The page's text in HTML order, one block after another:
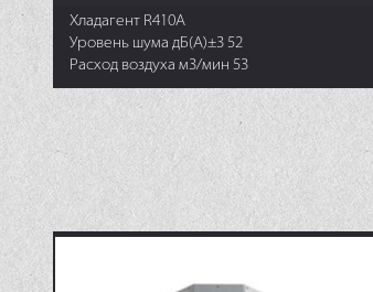
Хладагент R410A
Уровень шума дБ(А)±3 52
Расход воздуха м3/мин 53